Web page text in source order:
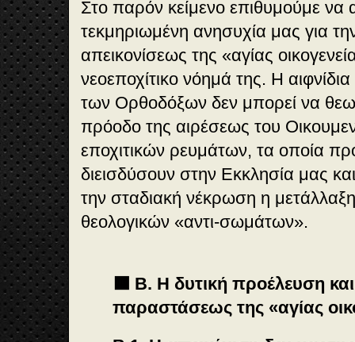
Στο παρόν κείμενο επιθυμούμε
τεκμηριωμένη ανησυχία μας για
απεικονίσεως της «αγίας
νεοεποχίτικο νόημά της. Η
των Ορθοδόξων δεν μπορεί να
πρόοδο της αιρέσεως του
εποχιτικών ρευμάτων, τα οποία
διεισδύσουν στην Εκκλησία μας
την σταδιακή νέκρωση η
θεολογικών «αντι-σωμάτων».
🟧 Β. Η δυτική προέλευση
παραστάσεως της «αγίας